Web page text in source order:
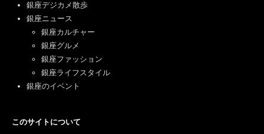
銀座デジカメ散歩
銀座ニュース
銀座カルチャー
銀座グルメ
銀座ファッション
銀座ライフスタイル
銀座のイベント
このサイトについて